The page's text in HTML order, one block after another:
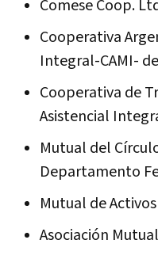
Comese Coop.
Cooperativa
Integral-CAMI-
Cooperativa de
Asistencial
Mutual del
Departamento
Mutual de
Asociación